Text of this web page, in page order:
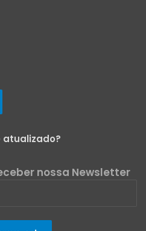
atualizado?
nossa Newsletter